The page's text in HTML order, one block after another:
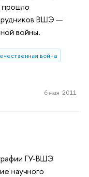
ВШЭ —
войны.
война
6 мая 2011
ГУ-ВШЭ
научного